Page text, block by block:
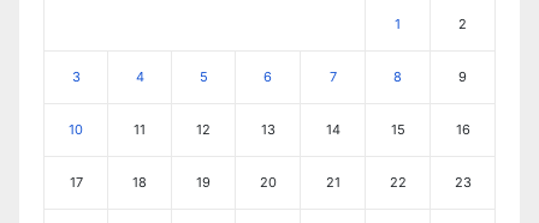
1 2
3 4 5 6 7 8 9
10 11 12 13 14 15 16
17 18 19 20 21 22 23